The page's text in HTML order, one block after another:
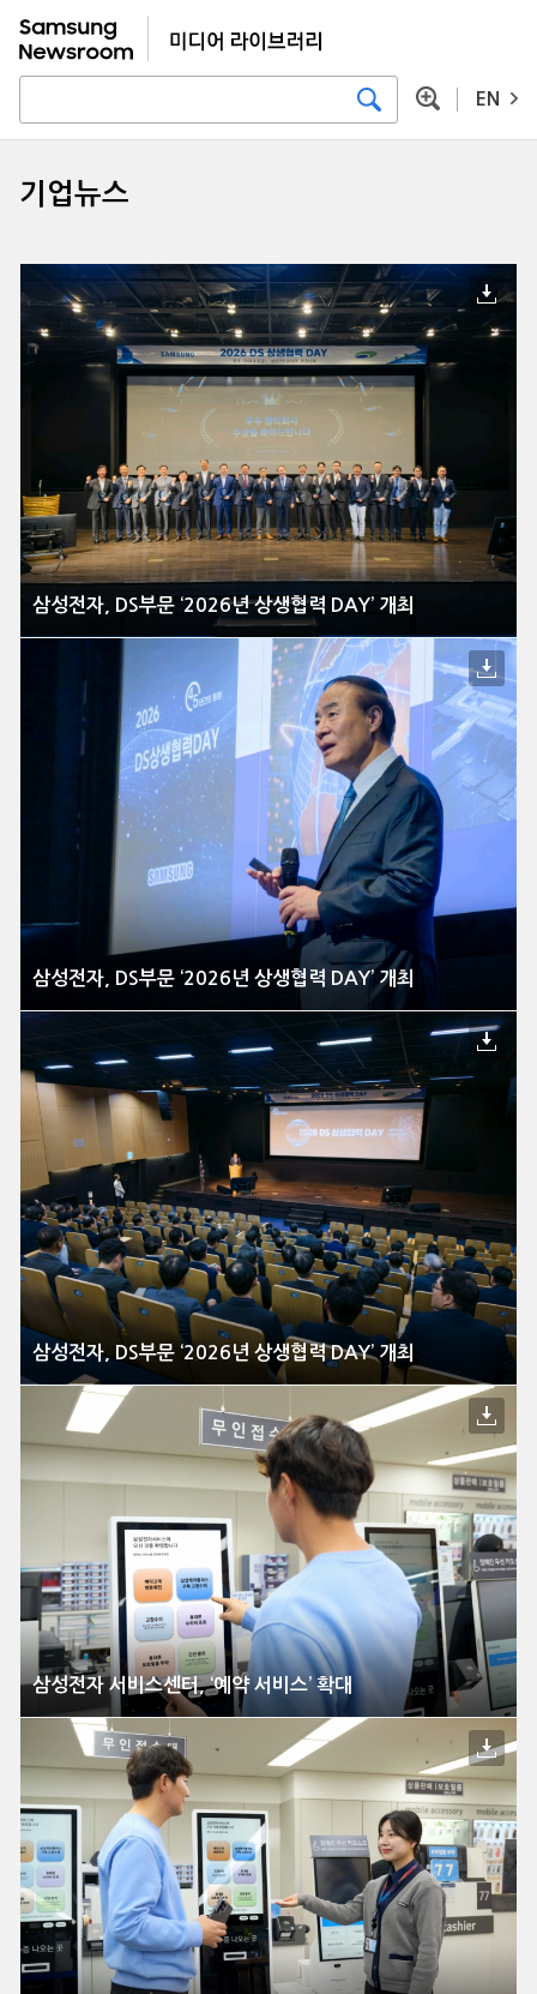
EN
기업뉴스
삼성전자, DS부문 ‘2026년 상생협력 DAY’ 개최
삼성전자, DS부문 ‘2026년 상생협력 DAY’ 개최
삼성전자, DS부문 ‘2026년 상생협력 DAY’ 개최
삼성전자 서비스센터, ‘예약 서비스’ 확대